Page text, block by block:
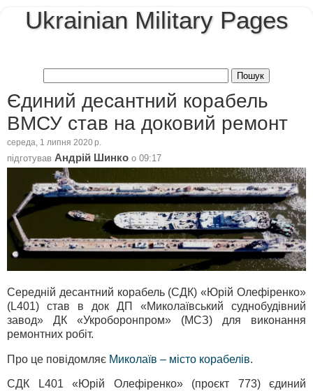
Ukrainian Military Pages
Єдиний десантний корабель
ВМСУ став на доковий ремонт
середа, 1 липня 2020 р.
підготував Андрій Шинко о 09:17
Середній десантний корабель (СДК) «Юрій Олефіренко»
(L401) став в док ДП «Миколаївський суднобудівний
завод» ДК «Укроборонпром» (МСЗ) для виконання
ремонтних робіт.
Про це повідомляє Миколаїв – місто корабелів.
СДК L401 «Юрій Олефіренко» (проєкт 773) єдиний